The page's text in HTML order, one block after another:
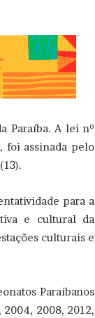
Paraíba. A lei nº
foi assinada pelo
para a
e cultural da
culturais e
Paraibanos
2004, 2008, 2012,